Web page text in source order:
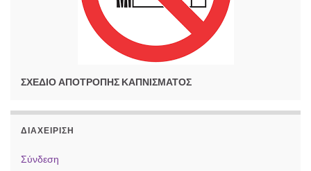
ΣΧΕΔΙΟ ΑΠΟΤΡΟΠΗΣ ΚΑΠΝΙΣΜΑΤΟΣ
ΔΙΑΧΕΊΡΙΣΗ
Σύνδεση